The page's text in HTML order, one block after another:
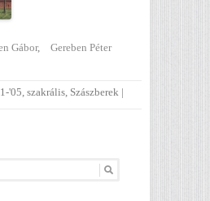
Gábor, Gereben Péter
'05 szakrális Szászberek |